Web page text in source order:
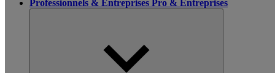
Professionnels & Entreprises Pro & Entreprises